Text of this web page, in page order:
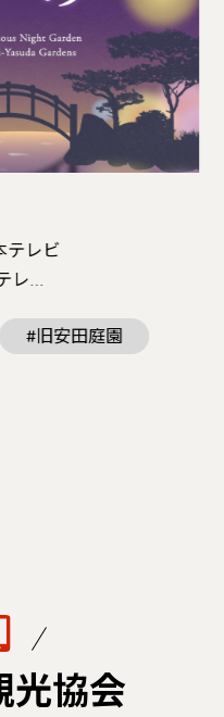
テレビ
レ…
#旧安田庭園
光協会